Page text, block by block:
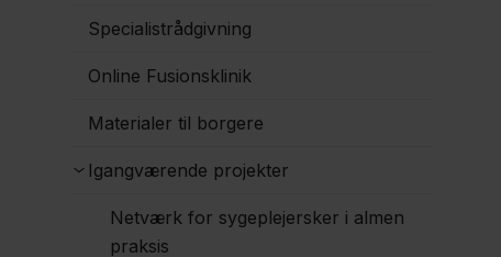
Specialistrådgivning
Online Fusionsklinik
Materialer til borgere
Igangværende projekter
Netværk for sygeplejersker i almen
praksis